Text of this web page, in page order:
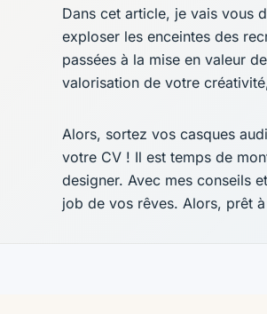
Dans cet article, je vais vous
exploser les enceintes des
passées à la mise en valeur
valorisation de votre
Alors, sortez vos casques
votre CV ! Il est temps de
designer. Avec mes conseils
job de vos rêves. Alors, prêt